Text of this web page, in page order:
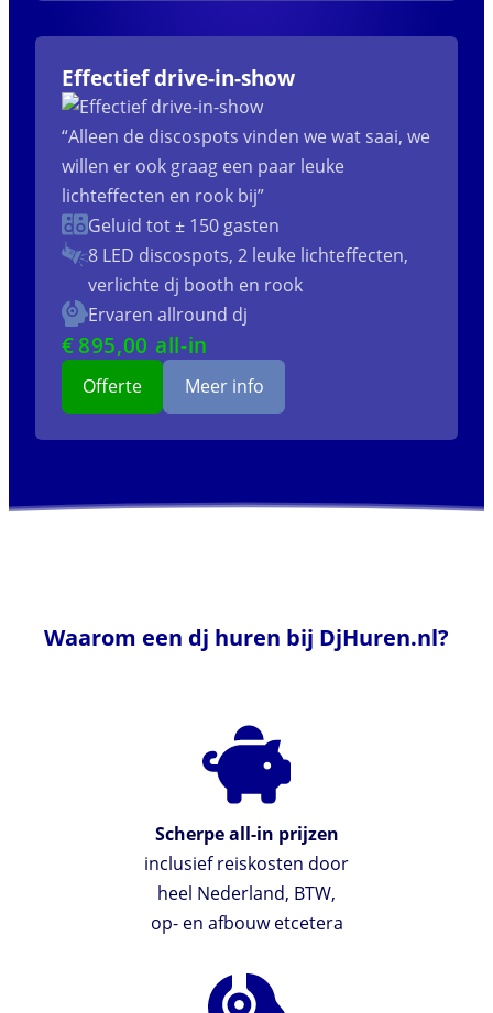
Effectief drive-in-show
“Alleen de discospots vinden we wat saai, we
willen er ook graag een paar leuke
lichteffecten en rook bij”
Geluid tot ± 150 gasten
8 LED discospots, 2 leuke lichteffecten,
verlichte dj booth en rook
Ervaren allround dj
€895,00 all-in
Offerte Meer info
Waarom een dj huren bij DjHuren.nl?
Scherpe all-in prijzen
inclusief reiskosten door
heel Nederland, BTW,
op- en afbouw etcetera